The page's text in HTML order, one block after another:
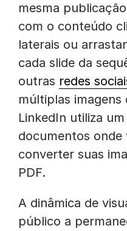
mesma
com o conteúdo
laterais ou
cada slide da
outras redes
múltiplas imagens
LinkedIn utiliza
documentos onde
converter suas
PDF.
A dinâmica de
público a